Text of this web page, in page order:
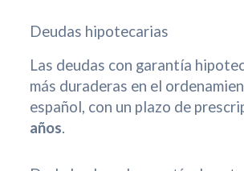
Deudas hipotecarias
Las deudas con garantía
más duraderas en el
español, con un plazo de
años.